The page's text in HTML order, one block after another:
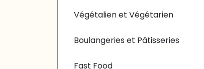
Végétalien et Végétarien
Boulangeries et Pâtisseries
Fast Food